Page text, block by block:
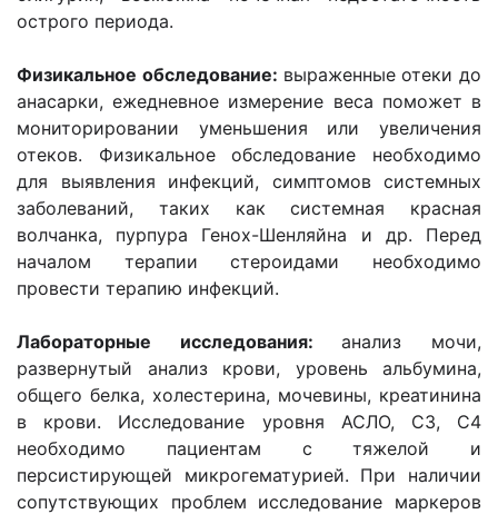
острого периода.
Физикальное обследование: выраженные отеки до
анасарки, ежедневное измерение веса поможет в
мониторировании уменьшения или увеличения
отеков. Физикальное обследование необходимо
для выявления инфекций, симптомов системных
заболеваний, таких как системная красная
волчанка, пурпура Генох-Шенляйна и др. Перед
началом терапии стероидами необходимо
провести терапию инфекций.
Лабораторные исследования:анализ мочи,
развернутый анализ крови, уровень альбумина,
общего белка, холестерина, мочевины, креатинина
в крови. Исследование уровня АСЛО, С3, С4
необходимо пациентам с тяжелой и
персистирующей микрогематурией. При наличии
сопутствующих проблем исследование маркеров